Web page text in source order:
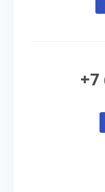
+7